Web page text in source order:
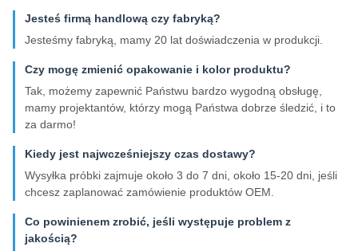
Jesteś firmą handlową czy fabryką?
Jesteśmy fabryką, mamy 20 lat doświadczenia w produkcji.
Czy mogę zmienić opakowanie i kolor produktu?
Tak, możemy zapewnić Państwu bardzo wygodną obsługę,
mamy projektantów, którzy mogą Państwa dobrze śledzić, i to
za darmo!
Kiedy jest najwcześniejszy czas dostawy?
Wysyłka próbki zajmuje około 3 do 7 dni, około 15-20 dni, jeśli
chcesz zaplanować zamówienie produktów OEM.
Co powinienem zrobić, jeśli występuje problem z
jakością?